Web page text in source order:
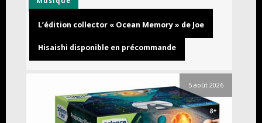
L’édition collector « Ocean Memory » de Joe
Hisaishi disponible en précommande
5 août 2026